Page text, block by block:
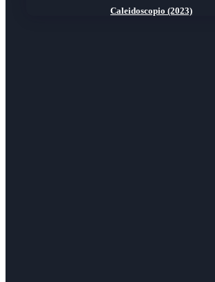
Caleidoscopio (2023)